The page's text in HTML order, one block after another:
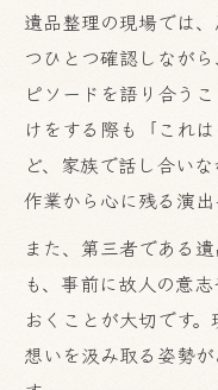
遺品整理の現場では
つひとつ確認しなが
ピソードを語り合う
けをする際も「これ
ど、家族で話し合い
作業から心に残る演出
また、第三者である
も、事前に故人の意
おくことが大切です
想いを汲み取る姿勢